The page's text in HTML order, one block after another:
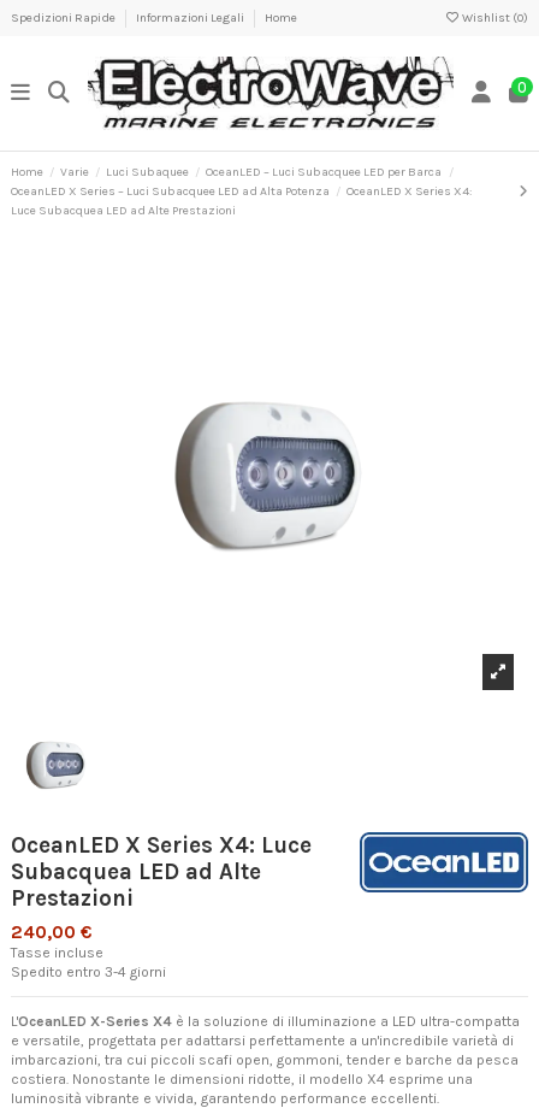
Spedizioni Rapide Informazioni Legali Home Wishlist (0)
0
Home Varie Luci Subaquee
OceanLED – Luci Subacquee LED per Barca
OceanLED X Series – Luci Subacquee LED ad Alta Potenza
OceanLED X Series X4:
Luce Subacquea LED ad Alte Prestazioni
OceanLED X Series X4: Luce
Subacquea LED ad Alte
Prestazioni
240,00 €
Tasse incluse
Spedito entro 3-4 giorni
L'OceanLED X-Series X4 è la soluzione di illuminazione a LED ultra-compatta
e versatile, progettata per adattarsi perfettamente a un'incredibile varietà di
imbarcazioni, tra cui piccoli scafi open, gommoni, tender e barche da pesca
costiera. Nonostante le dimensioni ridotte, il modello X4 esprime una
luminosità vibrante e vivida, garantendo performance eccellenti.